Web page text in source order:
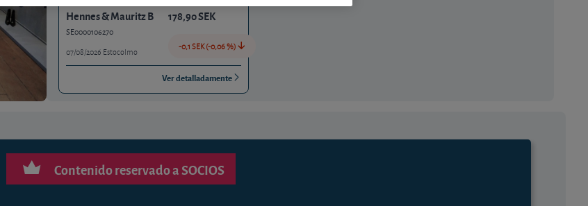
Hennes & Mauritz B
SE0000106270
07/08/2026 Estocolmo
178,90 SEK
-0,1 SEK (-0,06 %)
Ver detalladamente
Contenido reservado a SOCIOS